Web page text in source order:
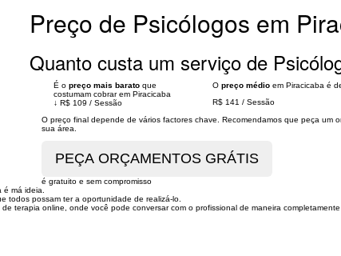
Preço de Psicólogos em
Quanto custa um serviço de
É o preço mais barato que
costumam cobrar em Piracicaba
↓ R$ 109 / Sessão
O preço médio em Piracicaba é
R$ 141 / Sessão
O preço final depende de vários factores chave. Recomendamos que peça um
sua área.
é gratuito e sem compromisso
má ideia.
todos possam ter a oportunidade de realizá-lo.
terapia online, onde você pode conversar com o profissional de maneira